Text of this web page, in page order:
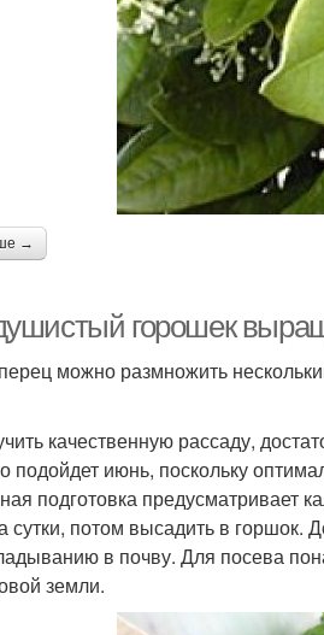
→
горошек
можно размножить
качественную рассаду,
подойдет июнь, поскольку
подготовка предусматривает
сутки, потом высадить в горшок.
в почву. Для посева
земли.